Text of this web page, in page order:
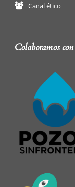
Canal ético
Colaboramos con